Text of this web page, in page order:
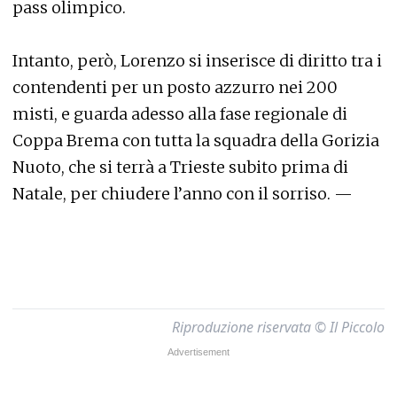
pass olimpico.
Intanto, però, Lorenzo si inserisce di diritto tra i
contendenti per un posto azzurro nei 200
misti, e guarda adesso alla fase regionale di
Coppa Brema con tutta la squadra della Gorizia
Nuoto, che si terrà a Trieste subito prima di
Natale, per chiudere l’anno con il sorriso. —
Riproduzione riservata © Il Piccolo